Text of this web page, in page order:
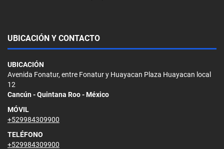
UBICACIÓN Y CONTACTO
UBICACIÓN
Avenida Fonatur, entre Fonatur y Huayacan Plaza Huayacan local
12
Cancún - Quintana Roo - México
MÓVIL
+529984309900
TELÉFONO
+529984309900